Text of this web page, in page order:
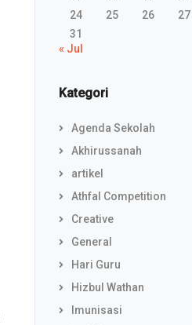
24
25 26 27
31
« Jul
Kategori
Agenda Sekolah
Akhirussanah
artikel
Athfal Competition
Creative
General
Hari Guru
Hizbul Wathan
Imunisasi